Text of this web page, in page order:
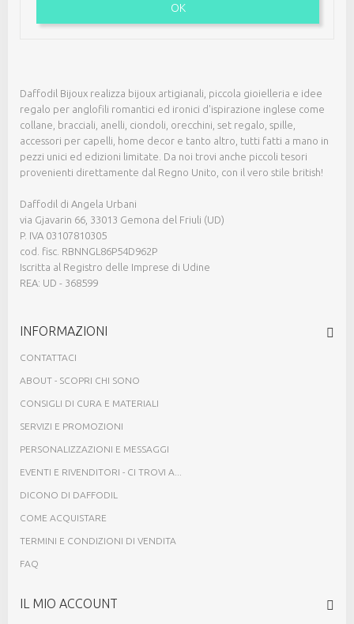
OK
Daffodil Bijoux realizza bijoux artigianali, piccola gioielleria e idee
regalo per anglofili romantici ed ironici d'ispirazione inglese come
collane, bracciali, anelli, ciondoli, orecchini, set regalo, spille,
accessori per capelli, home decor e tanto altro, tutti fatti a mano in
pezzi unici ed edizioni limitate. Da noi trovi anche piccoli tesori
provenienti direttamente dal Regno Unito, con il vero stile british!
Daffodil di Angela Urbani
via Gjavarin 66, 33013 Gemona del Friuli (UD)
P. IVA 03107810305
cod. fisc. RBNNGL86P54D962P
Iscritta al Registro delle Imprese di Udine
REA: UD - 368599
INFORMAZIONI
CONTATTACI
ABOUT - SCOPRI CHI SONO
CONSIGLI DI CURA E MATERIALI
SERVIZI E PROMOZIONI
PERSONALIZZAZIONI E MESSAGGI
EVENTI E RIVENDITORI - CI TROVI A...
DICONO DI DAFFODIL
COME ACQUISTARE
TERMINI E CONDIZIONI DI VENDITA
FAQ
IL MIO ACCOUNT